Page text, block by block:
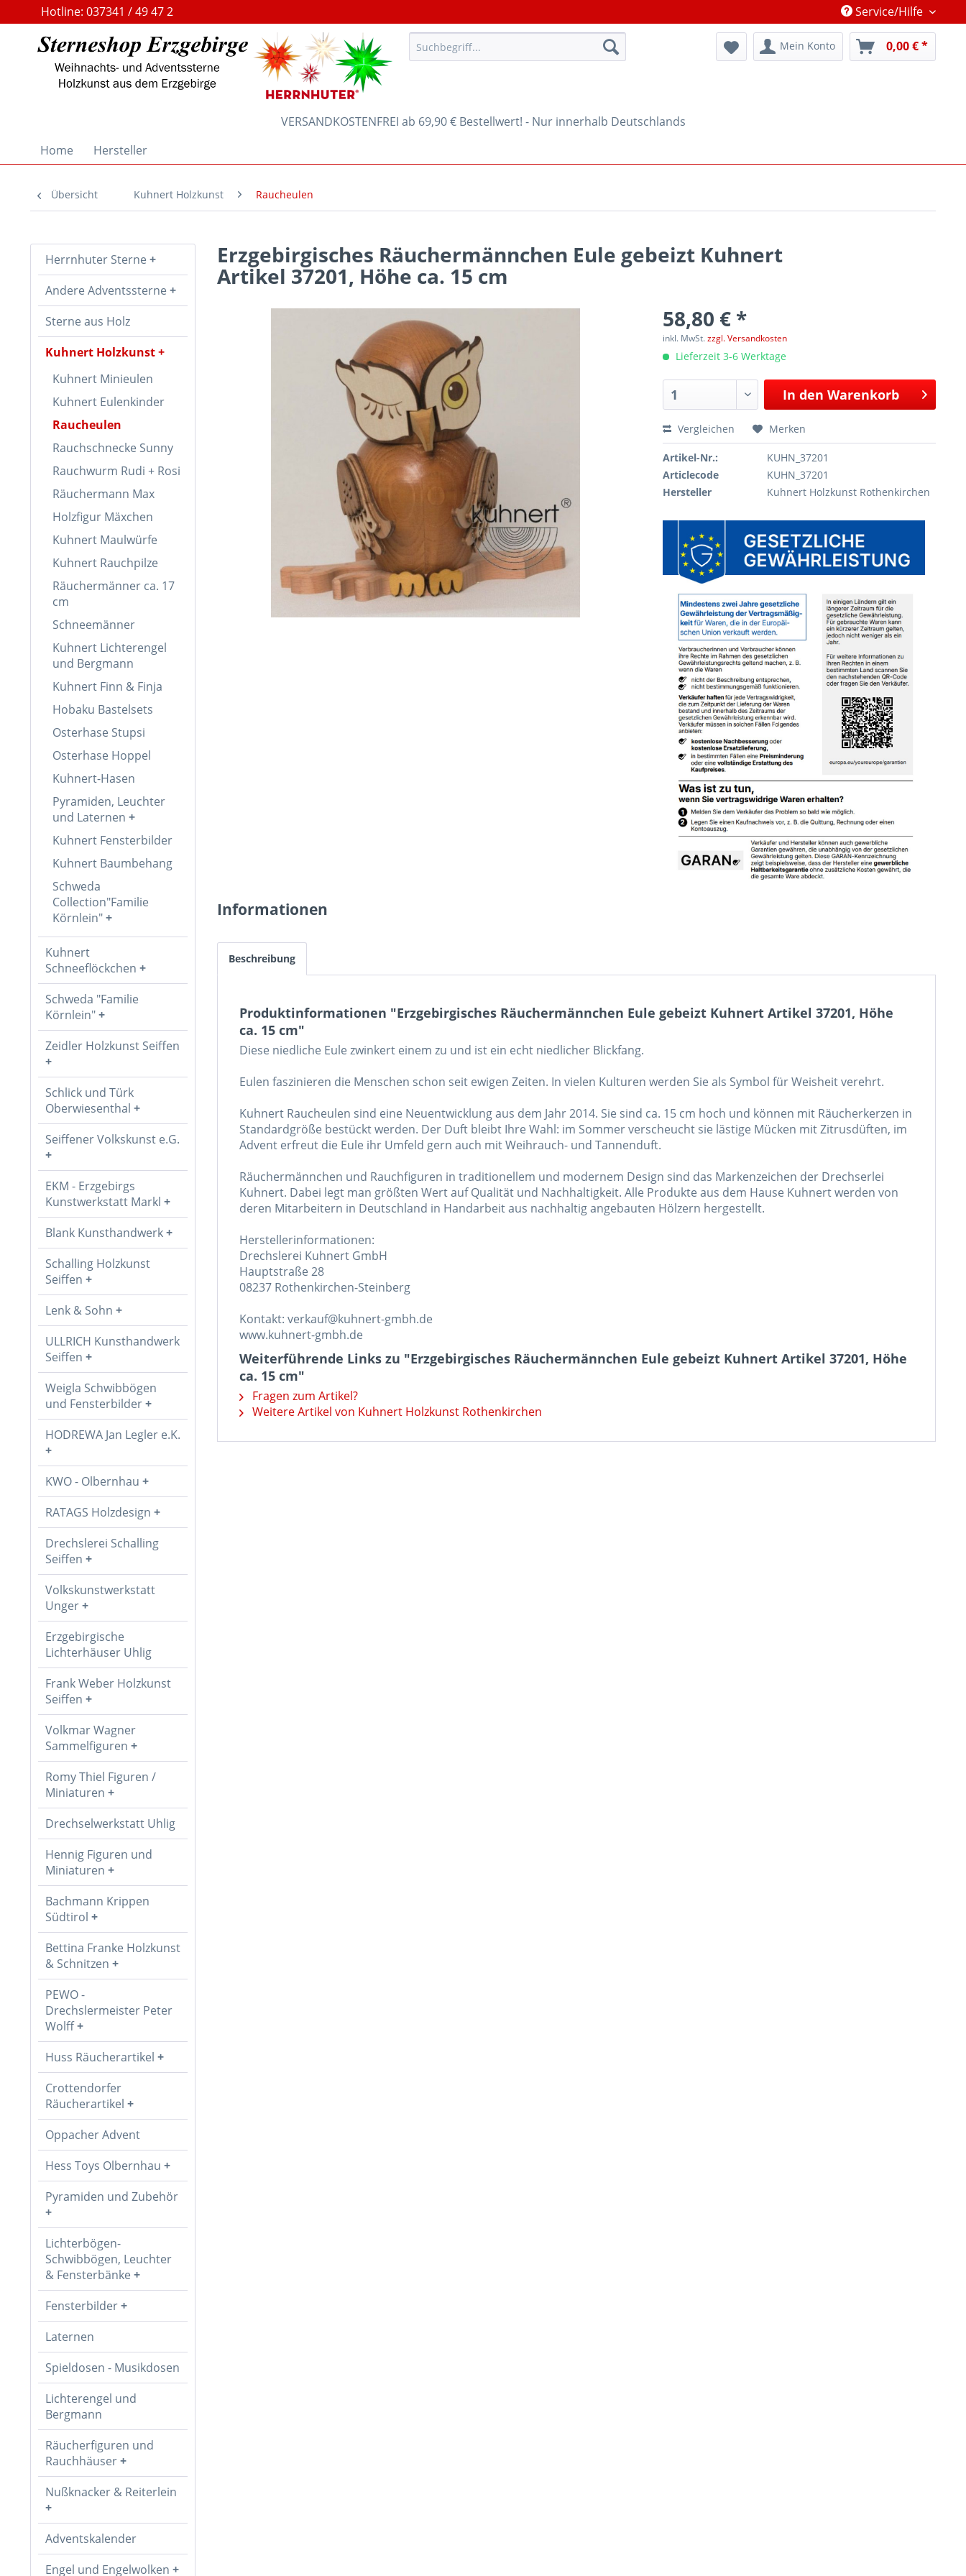
Hotline: 037341 / 49 47 2 Service/Hilfe
Mein Konto 0,00 € *
VERSANDKOSTENFREI ab 69,90 € Bestellwert! - Nur innerhalb Deutschlands
Home
Hersteller
Übersicht Kuhnert Holzkunst Raucheulen
Herrnhuter Sterne
Andere Adventssterne
Sterne aus Holz
Kuhnert Holzkunst
Kuhnert Minieulen
Kuhnert Eulenkinder
Raucheulen
Rauchschnecke Sunny
Rauchwurm Rudi + Rosi
Räuchermann Max
Holzfigur Mäxchen
Kuhnert Maulwürfe
Kuhnert Rauchpilze
Räuchermänner ca. 17
cm
Schneemänner
Kuhnert Lichterengel
und Bergmann
Kuhnert Finn & Finja
Hobaku Bastelsets
Osterhase Stupsi
Osterhase Hoppel
Kuhnert-Hasen
Pyramiden, Leuchter
und Laternen
Kuhnert Fensterbilder
Kuhnert Baumbehang
Schweda
Collection"Familie
Körnlein"
Kuhnert
Schneeflöckchen
Schweda "Familie
Körnlein"
Zeidler Holzkunst Seiffen
Schlick und Türk
Oberwiesenthal
Seiffener Volkskunst e.G.
EKM - Erzgebirgs
Kunstwerkstatt Markl
Blank Kunsthandwerk
Schalling Holzkunst
Seiffen
Lenk & Sohn
ULLRICH Kunsthandwerk
Seiffen
Weigla Schwibbögen
und Fensterbilder
HODREWA Jan Legler e.K.
KWO - Olbernhau
RATAGS Holzdesign
Drechslerei Schalling
Seiffen
Volkskunstwerkstatt
Unger
Erzgebirgische
Lichterhäuser Uhlig
Frank Weber Holzkunst
Seiffen
Volkmar Wagner
Sammelfiguren
Romy Thiel Figuren /
Miniaturen
Drechselwerkstatt Uhlig
Hennig Figuren und
Miniaturen
Bachmann Krippen
Südtirol
Bettina Franke Holzkunst
& Schnitzen
PEWO -
Drechslermeister Peter
Wolff
Huss Räucherartikel
Crottendorfer
Räucherartikel
Oppacher Advent
Hess Toys Olbernhau
Pyramiden und Zubehör
Lichterbögen-
Schwibbögen, Leuchter
& Fensterbänke
Fensterbilder
Laternen
Spieldosen - Musikdosen
Lichterengel und
Bergmann
Räucherfiguren und
Rauchhäuser
Nußknacker & Reiterlein
Adventskalender
Engel und Engelwolken
Erzgebirgisches Räuchermännchen Eule gebeizt Kuhnert
Artikel 37201, Höhe ca. 15 cm
58,80 € *
inkl. MwSt.zzgl. Versandkosten
Lieferzeit 3-6 Werktage
In den Warenkorb
Vergleichen Merken
Artikel-Nr.:
KUHN_37201
Articlecode
KUHN_37201
Hersteller
Kuhnert Holzkunst Rothenkirchen
Informationen
Beschreibung
Produktinformationen "Erzgebirgisches Räuchermännchen Eule gebeizt Kuhnert Artikel 37201, Höhe
ca. 15 cm"
Diese niedliche Eule zwinkert einem zu und ist ein echt niedlicher Blickfang.
Eulen faszinieren die Menschen schon seit ewigen Zeiten. In vielen Kulturen werden Sie als Symbol für Weisheit verehrt.
Kuhnert Raucheulen sind eine Neuentwicklung aus dem Jahr 2014. Sie sind ca. 15 cm hoch und können mit Räucherkerzen in
Standardgröße bestückt werden. Der Duft bleibt Ihre Wahl: im Sommer verscheucht sie lästige Mücken mit Zitrusdüften, im
Advent erfreut die Eule ihr Umfeld gern auch mit Weihrauch- und Tannenduft.
Räuchermännchen und Rauchfiguren in traditionellem und modernem Design sind das Markenzeichen der Drechserlei
Kuhnert. Dabei legt man größten Wert auf Qualität und Nachhaltigkeit. Alle Produkte aus dem Hause Kuhnert werden von
deren Mitarbeitern in Deutschland in Handarbeit aus nachhaltig angebauten Hölzern hergestellt.
Herstellerinformationen:
Drechslerei Kuhnert GmbH
Hauptstraße 28
08237 Rothenkirchen-Steinberg
Kontakt: verkauf@kuhnert-gmbh.de
www.kuhnert-gmbh.de
Weiterführende Links zu "Erzgebirgisches Räuchermännchen Eule gebeizt Kuhnert Artikel 37201, Höhe
ca. 15 cm"
Fragen zum Artikel?
Weitere Artikel von Kuhnert Holzkunst Rothenkirchen